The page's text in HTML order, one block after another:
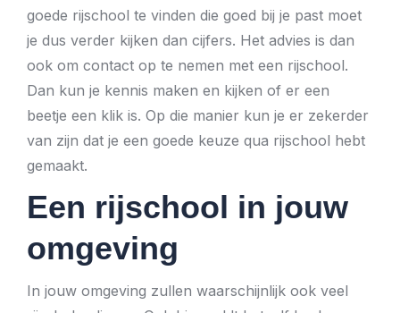
goede rijschool te vinden die goed bij je past moet
je dus verder kijken dan cijfers. Het advies is dan
ook om contact op te nemen met een rijschool.
Dan kun je kennis maken en kijken of er een
beetje een klik is. Op die manier kun je er zekerder
van zijn dat je een goede keuze qua rijschool hebt
gemaakt.
Een rijschool in jouw
omgeving
In jouw omgeving zullen waarschijnlijk ook veel